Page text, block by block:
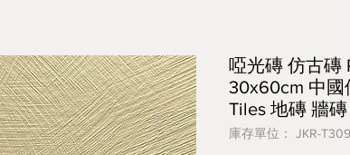
啞光磚 仿古磚
30x60cm 中國
Tiles 地磚 牆磚
庫存單位： JKR-